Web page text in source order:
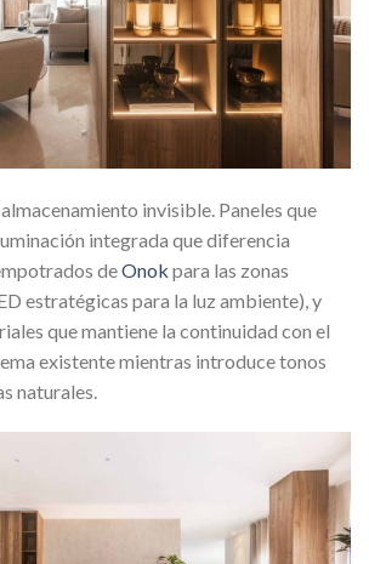
invisible. Paneles que
integrada que diferencia
deOnok para las zonas
estratégicas para la luz ambiente), y
que mantiene la continuidad con el
existente mientras introduce tonos
naturales.